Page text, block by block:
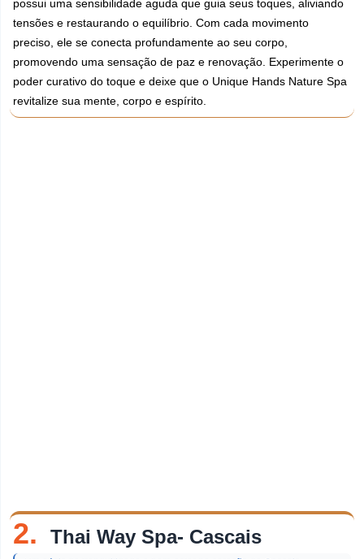
possui uma sensibilidade aguda que guia seus toques, aliviando
tensões e restaurando o equilíbrio. Com cada movimento
preciso, ele se conecta profundamente ao seu corpo,
promovendo uma sensação de paz e renovação. Experimente o
poder curativo do toque e deixe que o Unique Hands Nature Spa
revitalize sua mente, corpo e espírito.
2. Thai Way Spa- Cascais